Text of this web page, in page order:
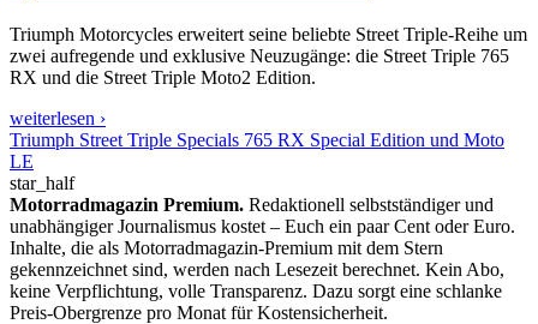
Triumph Motorcycles erweitert seine beliebte Street Triple-Reihe um
zwei aufregende und exklusive Neuzugänge: die Street Triple 765
RX und die Street Triple Moto2 Edition.
weiterlesen ›
Triumph Street Triple Specials 765 RX Special Edition und Moto
LE
star_half
Motorradmagazin Premium. Redaktionell selbstständiger und
unabhängiger Journalismus kostet – Euch ein paar Cent oder Euro.
Inhalte, die als Motorradmagazin-Premium mit dem Stern
gekennzeichnet sind, werden nach Lesezeit berechnet. Kein Abo,
keine Verpflichtung, volle Transparenz. Dazu sorgt eine schlanke
Preis-Obergrenze pro Monat für Kostensicherheit.